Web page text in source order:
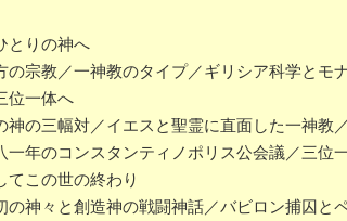
とりの神へ
宗教／一神教のタイプ／ギリシア科学とモナ
位一体へ
の三幅対／イエスと聖霊に直面した一神教
年のコンスタンティノポリス公会議／三位
この世の終わり
神々と創造神の戦闘神話／バビロン捕囚と